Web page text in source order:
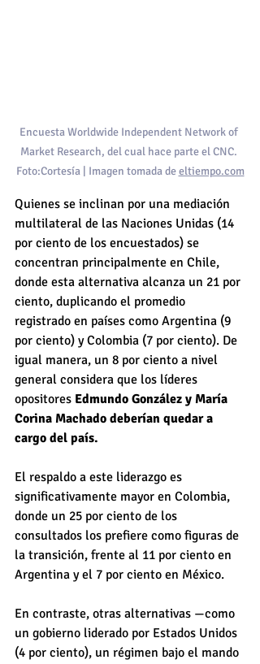
Encuesta Worldwide Independent Network of
Market Research, del cual hace parte el CNC.
Foto:Cortesía | Imagen tomada de eltiempo.com
Quienes se inclinan por una mediación
multilateral de las Naciones Unidas (14
por ciento de los encuestados) se
concentran principalmente en Chile,
donde esta alternativa alcanza un 21 por
ciento, duplicando el promedio
registrado en países como Argentina (9
por ciento) y Colombia (7 por ciento). De
igual manera, un 8 por ciento a nivel
general considera que los líderes
opositores Edmundo González y María
Corina Machado deberían quedar a
cargo del país.
El respaldo a este liderazgo es
significativamente mayor en Colombia,
donde un 25 por ciento de los
consultados los prefiere como figuras de
la transición, frente al 11 por ciento en
Argentina y el 7 por ciento en México.
En contraste, otras alternativas —como
un gobierno liderado por Estados Unidos
(4 por ciento), un régimen bajo el mando